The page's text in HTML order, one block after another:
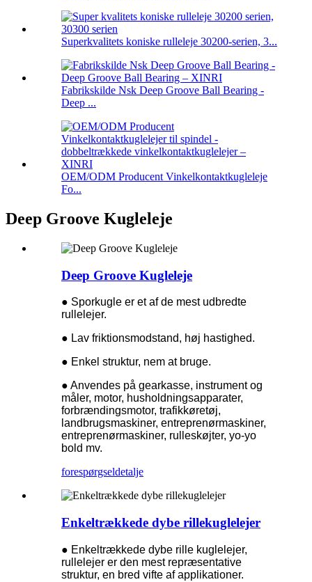
Superkvalitets koniske rulleleje 30200-serien, 3...
Fabrikskilde Nsk Deep Groove Ball Bearing -
Deep ...
OEM/ODM Producent Vinkelkontaktkugleleje
Fo...
Deep Groove Kugleleje
Deep Groove Kugleleje
● Sporkugle er et af de mest udbredte
rullelejer.
● Lav friktionsmodstand, høj hastighed.
● Enkel struktur, nem at bruge.
● Anvendes på gearkasse, instrument og
måler, motor, husholdningsapparater,
forbrændingsmotor, trafikkøretøj,
landbrugsmaskiner, entreprenørmaskiner,
entreprenørmaskiner, rulleskøjter, yo-yo
bold mv.
forespørgseldetalje
Enkeltrækkede dybe rillekuglelejer
● Enkeltrækkede dybe rille kuglelejer,
rullelejer er den mest repræsentative
struktur, en bred vifte af applikationer.